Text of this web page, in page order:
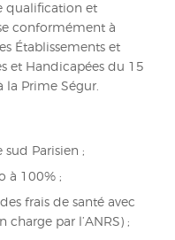
qualification et
conformément à
Établissements et
et Handicapées du 15
la Prime Ségur.
Parisien ;
à 100% ;
frais de santé avec
par l’ANRS) ;